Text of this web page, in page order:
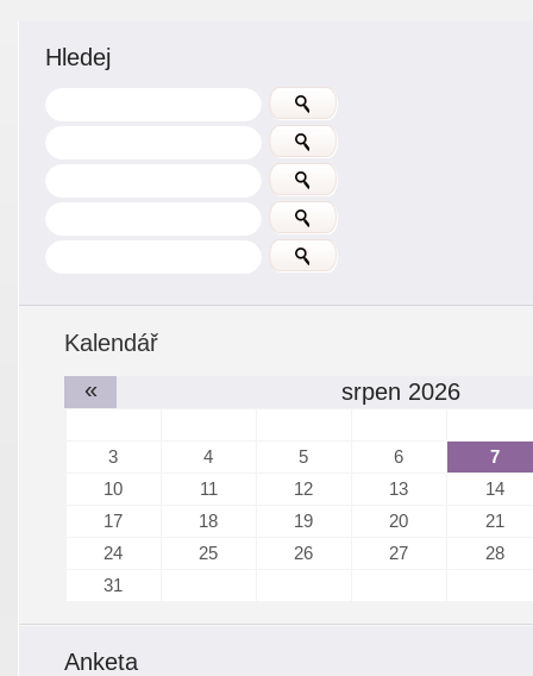
Hledej
Kalendář
«
srpen 2026
3 4 5 6
7
10
11 12 13
14
17
18 19 20
21
24
25 26 27
28
31
Anketa